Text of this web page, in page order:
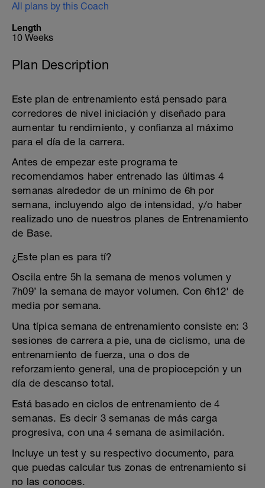
All plans by this Coach
Length
10 Weeks
Plan Description
Este plan de entrenamiento está pensado para
corredores de nivel iniciación y diseñado para
aumentar tu rendimiento, y confianza al máximo
para el día de la carrera.
Antes de empezar este programa te
recomendamos haber entrenado las últimas 4
semanas alrededor de un mínimo de 6h por
semana, incluyendo algo de intensidad, y/o haber
realizado uno de nuestros planes de Entrenamiento
de Base.
¿Este plan es para tí?
Oscila entre 5h la semana de menos volumen y
7h09’ la semana de mayor volumen. Con 6h12' de
media por semana.
Una típica semana de entrenamiento consiste en: 3
sesiones de carrera a pie, una de ciclismo, una de
entrenamiento de fuerza, una o dos de
reforzamiento general, una de propiocepción y un
día de descanso total.
Está basado en ciclos de entrenamiento de 4
semanas. Es decir 3 semanas de más carga
progresiva, con una 4 semana de asimilación.
Incluye un test y su respectivo documento, para
que puedas calcular tus zonas de entrenamiento si
no las conoces.